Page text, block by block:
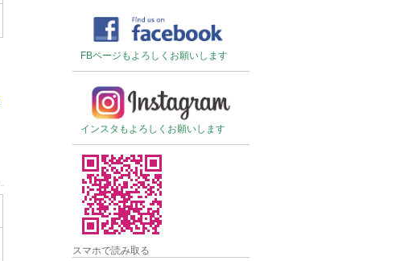
FBページもよろしくお願いします
インスタもよろしくお願いします
スマホで読み取る